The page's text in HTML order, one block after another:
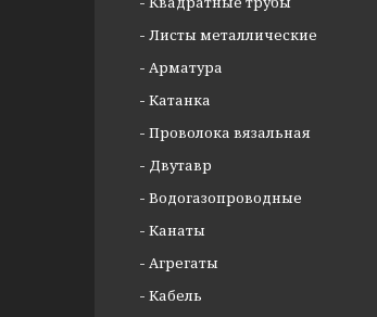
Листы металлические
Арматура
Катанка
Проволока вязальная
Двутавр
Водогазопроводные
Канаты
Агрегаты
Кабель